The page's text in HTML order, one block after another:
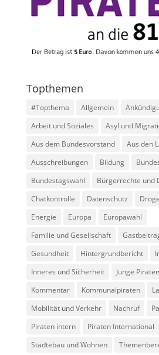
Topthemen
#Topthema Allgemein
Arbeit und Soziales
Asyl und
Aus dem Bundesvorstand
Aus den
Ausschreibungen
Bildung
Bundestagswahl
Bürgerrechte und
Chatkontrolle
Datenschutz
Energie
Europa
Europawahl
Familie und Gesellschaft
Gesundheit
Hintergrundbericht
Inneres und Sicherheit
Junge Piraten
Kommentar
Kommunalpiraten
Mobilität und Verkehr
Nachruf
Piraten intern
Piraten International
Städtebau und Wohnen